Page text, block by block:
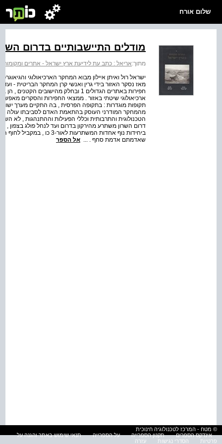
שלום אורח
מודלים התיישבותיים בדרום
מתוך:אריאל : כתב עת לידיעת ארץ ישראל - אתרים ומקומות
ישראל רול ואיתן איילון מבוא המחקר הארכיאולוגי
מאז נסקר האזור בידי גרין ואנשי קרן המחקר הבריטית -
חפירות באתרים הגדולים 1 ובחלק
ארכיאולוגי שיטתי באזור . ממצאי החפירות והסקרים
תקופות מוגדרות : בתקופה הפרסית , בה התקיים מערך
מהמחקר המודרני העוסק בהתאמת האדם לסביבתו עולה ,
הטכנולוגית והתרבותית וכללי הפעילות וההתנהגות , לא
דרום השרון משתרע מהירקון בדרום ועד לנחל פולג בצפון ,
ביחידות נוף אחדות
שאדמתם אדמת סחף . ... אל הספר
© מטח - המרכז לטכנולוגיה חינוכית
אינדקס הספרים
תקנון הספרייה על הספרייה
תנאי שימוש באתר והגנה על
פרטיות
הסדרי נגישות עזרה